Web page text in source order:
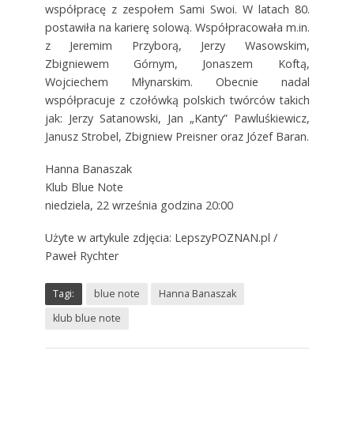
współpracę z zespołem Sami Swoi. W latach 80.
postawiła na karierę solową. Współpracowała m.in.
z Jeremim Przyborą, Jerzy Wasowskim,
Zbigniewem Górnym, Jonaszem Koftą,
Wojciechem Młynarskim. Obecnie nadal
współpracuje z czołówką polskich twórców takich
jak: Jerzy Satanowski, Jan „Kanty” Pawluśkiewicz,
Janusz Strobel, Zbigniew Preisner oraz Józef Baran.
Hanna Banaszak
Klub Blue Note
niedziela, 22 września godzina 20:00
Użyte w artykule zdjęcia: LepszyPOZNAN.pl /
Paweł Rychter
Tagi: blue note
Hanna Banaszak
klub blue note